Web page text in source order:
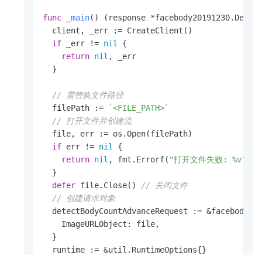
func main()
(response
  client, _err := CreateClient()
if _err != nil
{
return nil , _err
  }
// 需替换文件路径
  filePath :=
`<FILE_PATH>`
// 打开文件并创建流
  file, err := os.Open(filePath)
if err != nil
{
return nil , fmt.Errorf( "打开文件失败: %v"
  }
defer file.Close()
// 关闭文件
// 创建请求对象
detectBodyCountAdvanceRequest :=
    ImageURLObject: file,
  }
  runtime := &util.RuntimeOptions{}